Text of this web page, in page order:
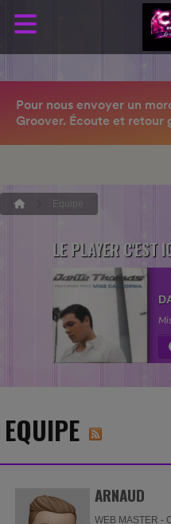
Equipe
LE PLAYER C'EST
EQUIPE
ARNAUD
WEB MASTER -